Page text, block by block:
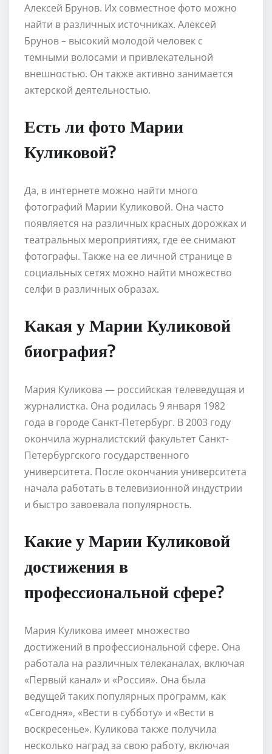
Алексей Брунов. Их совместное фото можно
найти в различных источниках. Алексей
Брунов – высокий молодой человек с
темными волосами и привлекательной
внешностью. Он также активно занимается
актерской деятельностью.
Есть ли фото Марии
Куликовой?
Да, в интернете можно найти много
фотографий Марии Куликовой. Она часто
появляется на различных красных дорожках и
театральных мероприятиях, где ее снимают
фотографы. Также на ее личной странице в
социальных сетях можно найти множество
селфи в различных образах.
Какая у Марии Куликовой
биография?
Мария Куликова — российская телеведущая и
журналистка. Она родилась 9 января 1982
года в городе Санкт-Петербург. В 2003 году
окончила журналистский факультет Санкт-
Петербургского государственного
университета. После окончания университета
начала работать в телевизионной индустрии
и быстро завоевала популярность.
Какие у Марии Куликовой
достижения в
профессиональной сфере?
Мария Куликова имеет множество
достижений в профессиональной сфере. Она
работала на различных телеканалах, включая
«Первый канал» и «Россия». Она была
ведущей таких популярных программ, как
«Сегодня», «Вести в субботу» и «Вести в
воскресенье». Куликова также получила
несколько наград за свою работу, включая